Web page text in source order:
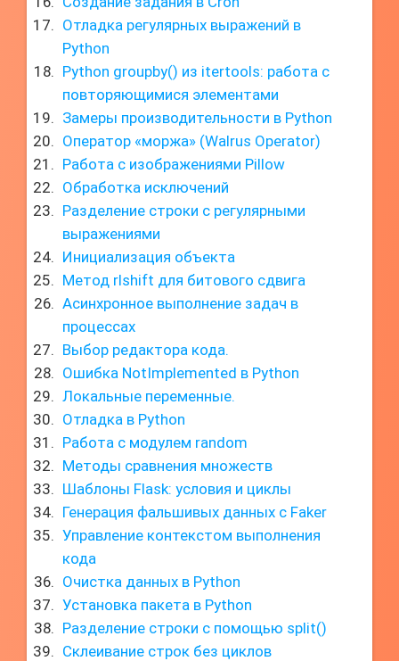
Отладка регулярных выражений в
Python
Python groupby() из itertools: работа с
повторяющимися элементами
Замеры производительности в Python
Оператор «моржа» (Walrus Operator)
Работа с изображениями Pillow
Обработка исключений
Разделение строки с регулярными
выражениями
Инициализация объекта
Метод rlshift для битового сдвига
Асинхронное выполнение задач в
процессах
Выбор редактора кода.
Ошибка NotImplemented в Python
Локальные переменные.
Отладка в Python
Работа с модулем random
Методы сравнения множеств
Шаблоны Flask: условия и циклы
Генерация фальшивых данных с Faker
Управление контекстом выполнения
кода
Очистка данных в Python
Установка пакета в Python
Разделение строки с помощью split()
Склеивание строк без циклов